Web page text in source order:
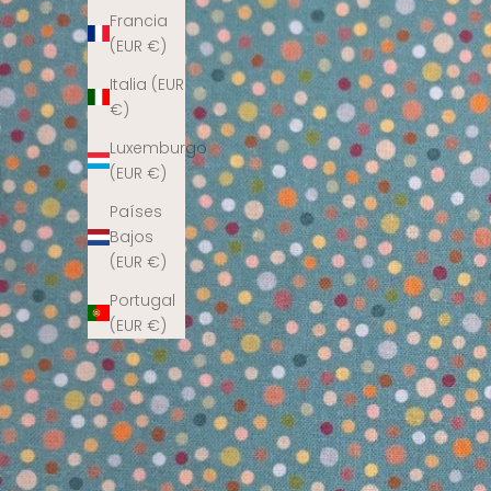
Francia
(EUR €)
Italia (EUR
€)
Luxemburgo
(EUR €)
Países
Bajos
(EUR €)
Portugal
(EUR €)